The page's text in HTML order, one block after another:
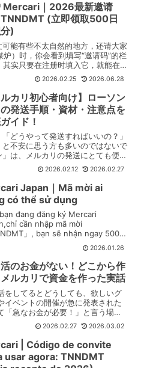
Mercari｜2026最新邀请
(立即领取500日
)
能有些不太自然的地方，还请大家
）时，你会看到填写“邀请码”的栏
其实只要在注册时填入它，就能在
2026.02.25 2026.06.28
ルカリ初心者向け】ローソン
発送手順・資材・注意点を
イド！
どうやって発送すればいいの？」
と不安に思う方も多いのではないで
は、メルカリの発送にとても便利
包資材を買えたり、送り状...
2026.02.12 2026.02.27
Japan｜Mã mời ai
có thể sử dụng
đang đăng ký Mercari
cần nhập mã mời
」, bạn sẽ nhận ngay 500
thưởng để bắt đầu mua
2026.01.26
のお金がない！どこから作
ルカリで資金を作った実話
をしてるとどうしても、欲しいグ
イベントの開催が急に発表された
「急なお金が必要！」と言う場面
しますよね。こう言う場面で私は
リで乗り切ってきました！とある
ンツが周年記念ということもあり
ッズが大量に・・・...
2026.02.27 2026.03.02
| Código de convite
usar agora: TNNDMT